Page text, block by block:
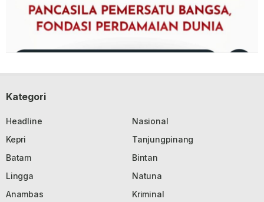
Kategori
Headline
Nasional
Kepri
Tanjungpinang
Batam
Bintan
Lingga
Natuna
Anambas
Kriminal